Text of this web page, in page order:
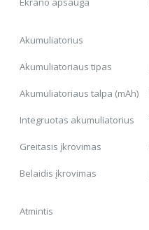
Akumuliatorius
Akumuliatoriaus tipas
Akumuliatoriaus talpa (mAh)
Integruotas akumuliatorius
Greitasis įkrovimas
Belaidis įkrovimas
Atmintis